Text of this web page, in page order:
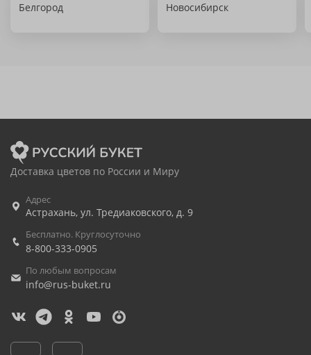
Белгород Новосибирск
Доставка цветов по России и Миру
Адрес
Астрахань, ул. Тредиаковского, д. 9
Бесплатно. Круглосуточно
8-800-333-0905
По любым вопросам
info@rus-buket.ru